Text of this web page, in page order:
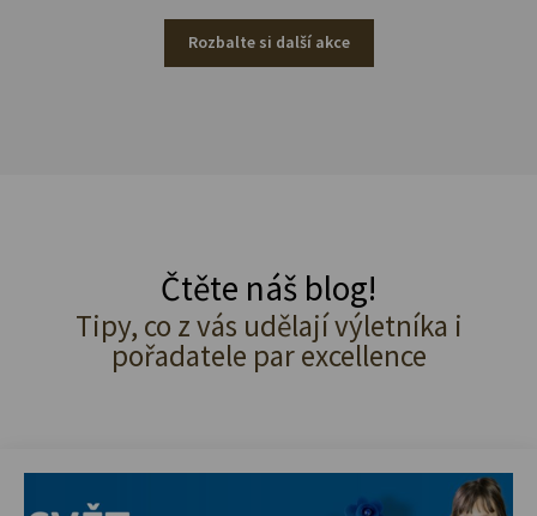
Rozbalte si další akce
Čtěte náš blog!
Tipy, co z vás udělají výletníka i
pořadatele par excellence